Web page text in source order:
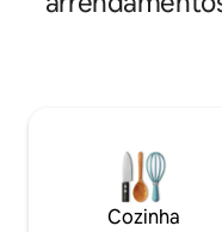
nossos chalés estão
preparados com
há uma cachoeira
permitido nadar. O interior é um design
único muito
os recursos modernos -
Cozinha